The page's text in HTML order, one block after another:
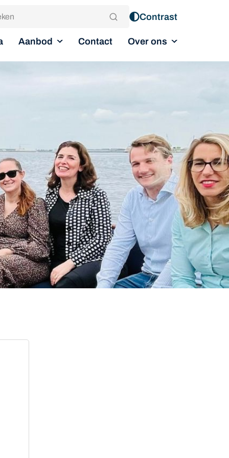
Contrast
Aanbod Contact Over ons